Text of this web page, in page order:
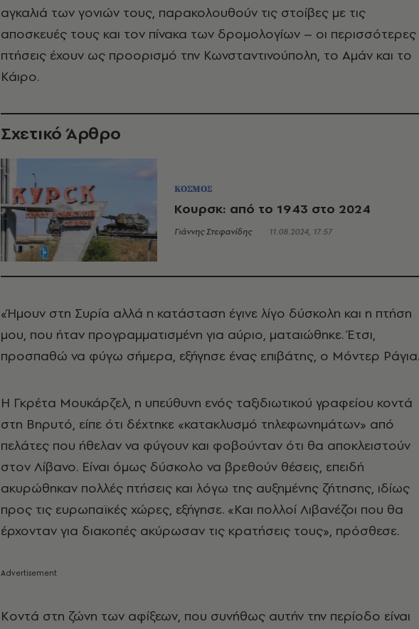
αγκαλιά των γονιών τους, παρακολουθούν τις στοίβες με τις
αποσκευές τους και τον πίνακα των δρομολογίων – οι περισσότερες
πτήσεις έχουν ως προορισμό την Κωνσταντινούπολη, το Αμάν και το
Κάιρο.
Σχετικό Άρθρο
ΚΟΣΜΟΣ
Κουρσκ: από το 1943 στο 2024
Γιάννης Στεφανίδης 11.08.2024, 17:57
«Ήμουν στη Συρία αλλά η κατάσταση έγινε λίγο δύσκολη και η πτήση
μου, που ήταν προγραμματισμένη για αύριο, ματαιώθηκε. Έτσι,
προσπαθώ να φύγω σήμερα, εξήγησε ένας επιβάτης, ο Μόντερ Ράγια.
Η Γκρέτα Μουκάρζελ, η υπεύθυνη ενός ταξιδιωτικού γραφείου κοντά
στη Βηρυτό, είπε ότι δέχτηκε «κατακλυσμό τηλεφωνημάτων» από
πελάτες που ήθελαν να φύγουν και φοβούνταν ότι θα αποκλειστούν
στον Λίβανο. Είναι όμως δύσκολο να βρεθούν θέσεις, επειδή
ακυρώθηκαν πολλές πτήσεις και λόγω της αυξημένης ζήτησης, ιδίως
προς τις ευρωπαϊκές χώρες, εξήγησε. «Και πολλοί Λιβανέζοι που θα
έρχονταν για διακοπές ακύρωσαν τις κρατήσεις τους», πρόσθεσε.
Κοντά στη ζώνη των αφίξεων, που συνήθως αυτήν την περίοδο είναι